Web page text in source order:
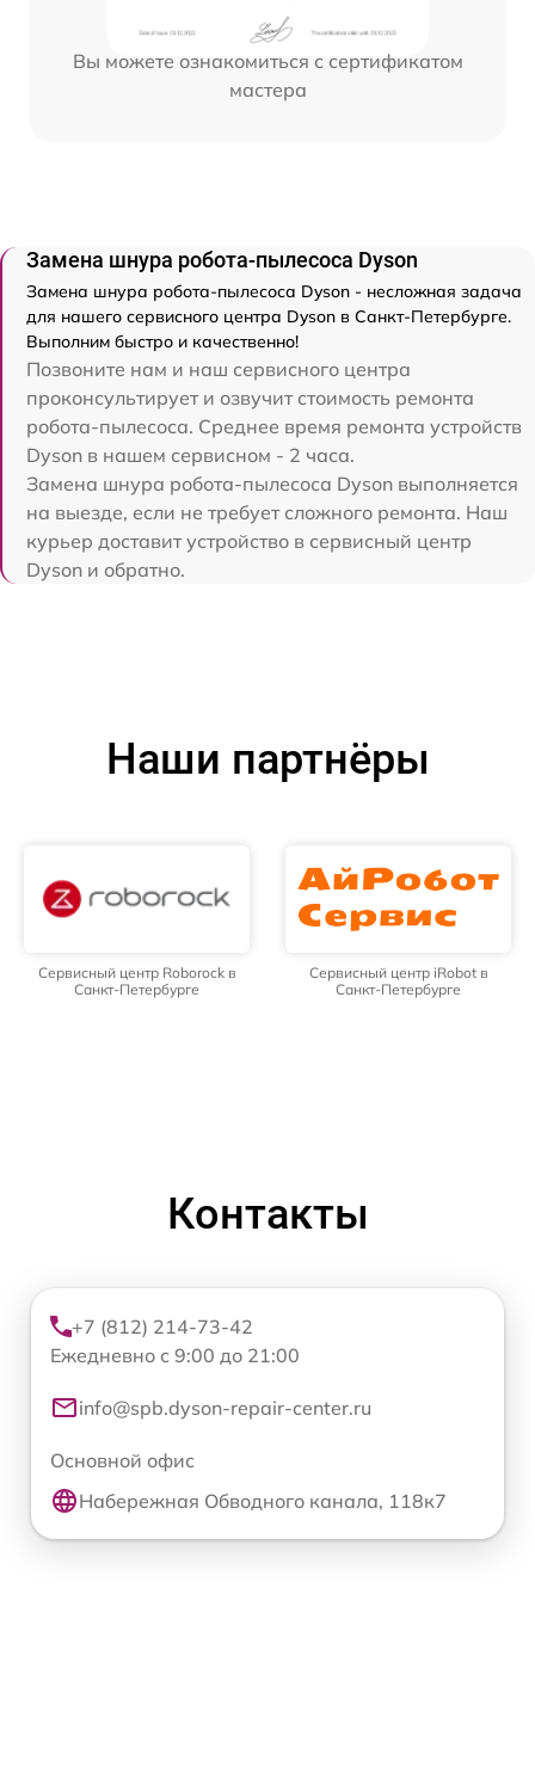
Вы можете ознакомиться с сертификатом
мастера
Замена шнура робота-пылесоса Dyson
Замена шнура робота-пылесоса Dyson - несложная задача
для нашего сервисного центра Dyson в Санкт-Петербурге.
Выполним быстро и качественно!
Позвоните нам и наш сервисного центра
проконсультирует и озвучит стоимость ремонта
робота-пылесоса. Среднее время ремонта устройств
Dyson в нашем сервисном - 2 часа.
Замена шнура робота-пылесоса Dyson выполняется
на выезде, если не требует сложного ремонта. Наш
курьер доставит устройство в сервисный центр
Dyson и обратно.
Наши партнёры
Сервисный центр Roborock в
Санкт-Петербурге
Сервисный центр iRobot в
Санкт-Петербурге
Контакты
+7 (812) 214-73-42
Ежедневно с 9:00 до 21:00
info@spb.dyson-repair-center.ru
Основной офис
Набережная Обводного канала, 118к7